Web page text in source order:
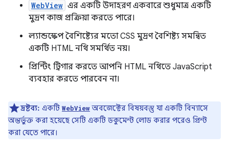
WebView এর একটি উদাহরণ একবারে শুধুমাত্র একটি
মুদ্রণ কাজ প্রক্রিয়া করতে পারে।
ল্যান্ডস্কেপ বৈশিষ্ট্যের মতো CSS মুদ্রণ বৈশিষ্ট্য সমন্বিত
একটি HTML নথি সমর্থিত নয়।
প্রিন্টিং ট্রিগার করতে আপনি HTML নথিতে JavaScript
ব্যবহার করতে পারবেন না।
দ্রষ্টব্য: একটি WebViewঅবজেক্টের বিষয়বস্তু যা একটি বিন্যাসে
অন্তর্ভুক্ত করা হয়েছে সেটি একটি ডকুমেন্ট লোড করার পরেও প্রিন্ট
করা যেতে পারে।